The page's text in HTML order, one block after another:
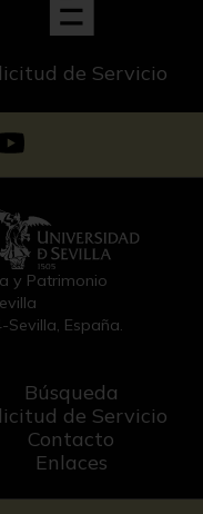
de Servicio
y Patrimonio
Sevilla, España.
Búsqueda
de Servicio
Contacto
Enlaces